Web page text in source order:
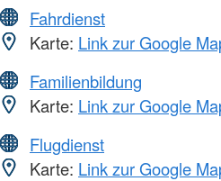
Fahrdienst
Karte: Link zur Google
Familienbildung
Karte: Link zur Google
Flugdienst
Karte: Link zur Google